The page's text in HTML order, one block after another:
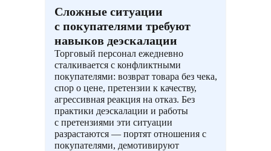
Сложные ситуации
с покупателями требуют
навыков деэскалации
Торговый персонал ежедневно
сталкивается с конфликтными
покупателями: возврат товара без чека,
спор о цене, претензии к качеству,
агрессивная реакция на отказ. Без
практики деэскалации и работы
с претензиями эти ситуации
разрастаются — портят отношения с
покупателями, демотивируют